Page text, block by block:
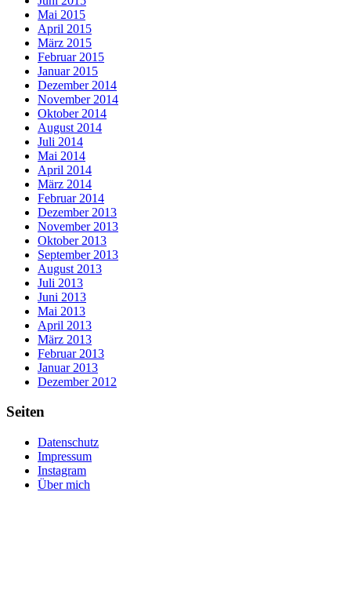
Mai 2015
April 2015
März 2015
Februar 2015
Januar 2015
Dezember 2014
November 2014
Oktober 2014
August 2014
Juli 2014
Mai 2014
April 2014
März 2014
Februar 2014
Dezember 2013
November 2013
Oktober 2013
September 2013
August 2013
Juli 2013
Juni 2013
Mai 2013
April 2013
März 2013
Februar 2013
Januar 2013
Dezember 2012
Seiten
Datenschutz
Impressum
Instagram
Über mich